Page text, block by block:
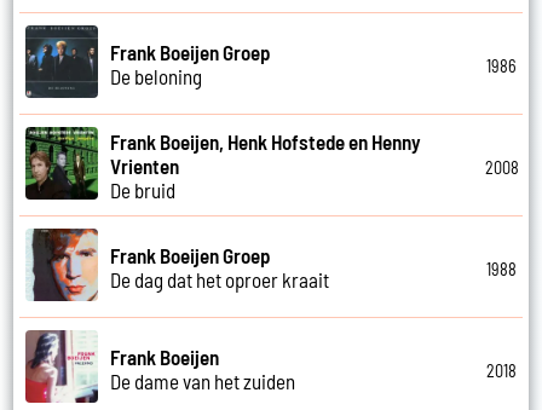
Frank Boeijen Groep
De beloning
1986
Frank Boeijen, Henk Hofstede en Henny
Vrienten
De bruid
2008
Frank Boeijen Groep
De dag dat het oproer kraait
1988
Frank Boeijen
De dame van het zuiden
2018